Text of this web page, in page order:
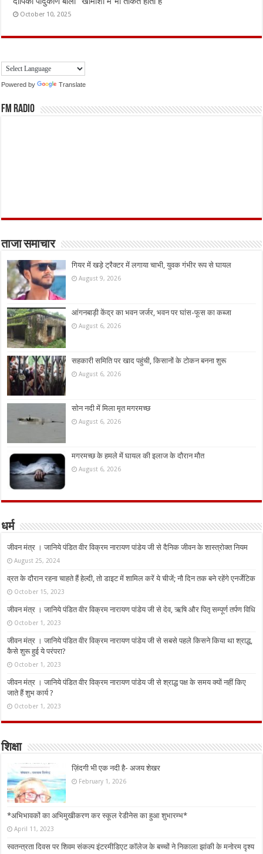
October 10, 2025
Powered by Translate
FM Radio
ताजा समाचार
गियर में खड़े ट्रैक्टर में लगाया चाभी, युवक गंभीर रूप से घायल
August 9, 2026
आंगनबाड़ी केंद्र का भवन जर्जर, भवन पर घांस-फूस का कब्जा
August 6, 2026
सहकारी समिति पर खाद पहुंची, किसानों के टोकन बनना शुरू
August 6, 2026
सोन नदी में मिला मृत मगरमच्छ
August 6, 2026
मगरमच्छ के हमले में घायल की इलाज के दौरान मौत
August 6, 2026
धर्म
जीवन मंत्र । जानिये पंडित वीर विक्रम नारायण पांडेय जी से दैनिक जीवन के शास्त्रोक्त नियम
August 25, 2024
व्रत के दौरान रहना चाहते हैं हेल्दी, तो डाइट में शामिल करें ये चीजें; नौ दिन तक बने रहेंगे एनर्जेटिक
October 15, 2023
जीवन मंत्र । जानिये पंडित वीर विक्रम नारायण पांडेय जी से देव, ऋषि और पितृ सम्पूर्ण तर्पण विधि
October 1, 2023
जीवन मंत्र । जानिये पंडित वीर विक्रम नारायण पांडेय जी से सबसे पहले किसने किया था श्राद्ध,
कैसे शुरू हुई ये परंपरा?
October 1, 2023
जीवन मंत्र । जानिये पंडित वीर विक्रम नारायण पांडेय जी से श्राद्ध पक्ष के समय क्यों नहीं किए
जाते हैं शुभ कार्य ?
October 1, 2023
शिक्षा
ज़िंदगी भी एक नदी है- अजय शेखर
February 1, 2026
*अभिभावकों का अभिमुखीकरण कर स्कूल रेडीनेस का हुआ शुभारम्भ*
April 11, 2023
स्वतन्त्रता दिवस पर शिवम संकल्प इंटरमीडिएट कॉलेज के बच्चों ने निकाला झांकी के मनोरम दृश्य